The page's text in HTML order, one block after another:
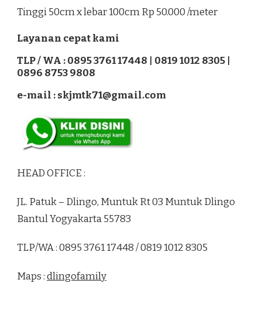
Tinggi 50cm x lebar 100cm Rp 50.000 /meter
Layanan cepat kami
TLP / WA : 0895 3761 17448 | 0819 1012 8305 |
0896 8753 9808
e-mail : skjmtk71@gmail.com
HEAD OFFICE :
JL. Patuk – Dlingo, Muntuk Rt 03 Muntuk Dlingo
Bantul Yogyakarta 55783
TLP/WA : 0895 3761 17448 / 0819 1012 8305
Maps :dlingofamily